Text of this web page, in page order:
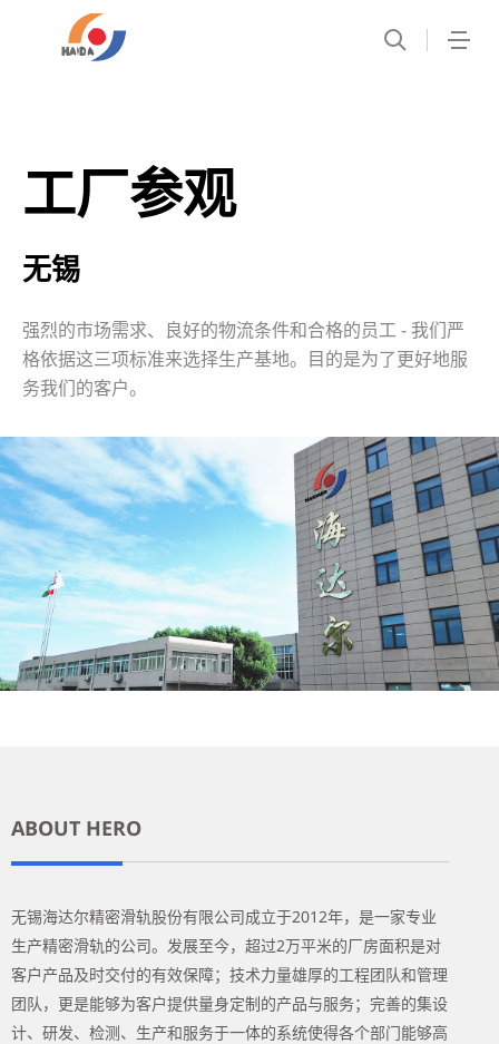
工厂参观
无锡
强烈的市场需求、良好的物流条件和合格的员工 - 我们严
格依据这三项标准来选择生产基地。目的是为了更好地服
务我们的客户。
ABOUT HERO
无锡海达尔精密滑轨股份有限公司成立于2012年，是一家专业
生产精密滑轨的公司。发展至今，超过2万平米的厂房面积是对
客户产品及时交付的有效保障；技术力量雄厚的工程团队和管理
团队，更是能够为客户提供量身定制的产品与服务；完善的集设
计、研发、检测、生产和服务于一体的系统使得各个部门能够高